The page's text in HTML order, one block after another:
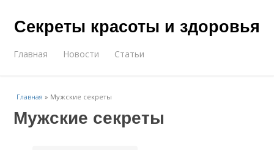
Секреты красоты и здоровья
Главная Новости Статьи
Главная » Мужские секреты
Мужские секреты